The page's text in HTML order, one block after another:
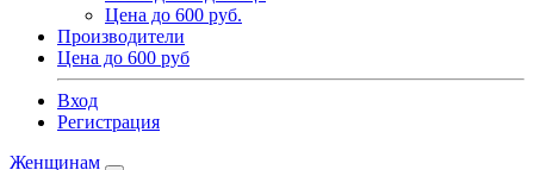
Цена до 600 руб.
Производители
Цена до 600 руб
Вход
Регистрация
Женщинам